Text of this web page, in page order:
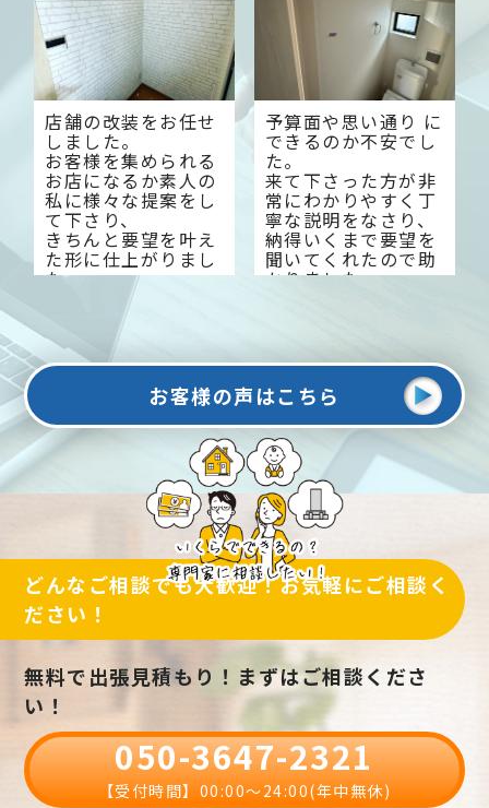
ました。
店舗の改装をお任せ
しました。
お客様を集められる
お店になるか素人の
私に様々な提案をし
て下さり、
きちんと要望を叶え
た形に仕上がりまし
た。
今では来客数も増え
大変満足していま
す。
予算面や思い通り に
できるのか不安でし
た。
来て下さった方が非
常にわかりやすく丁
寧な説明をなさり、
納得いくまで要望を
聞いてくれたので助
かりました。
お客様の声はこちら
どんなご相談でも大歓迎！お気軽にご相談く
ださい！
無料で出張見積もり！まずはご相談くださ
い！
050-3647-2321
【受付時間】00:00〜24:00(年中無休)